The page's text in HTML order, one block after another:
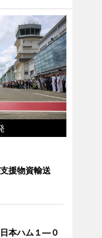
援物資輸送
本ハム１―０